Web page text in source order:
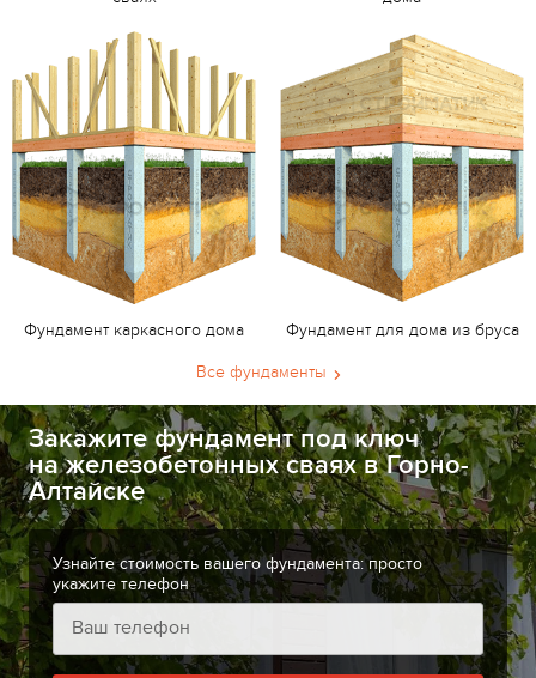
Фундамент каркасного дома Фундамент для дома из бруса
Все фундаменты
Закажите фундамент под ключ
на железобетонных сваях в Горно-
Алтайске
Узнайте стоимость вашего фундамента: просто
укажите телефон